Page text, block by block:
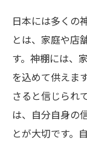
日本には多くの
とは、家庭や店
す。神棚には、
を込めて供えま
さると信じられ
は、自分自身の
とが大切です。